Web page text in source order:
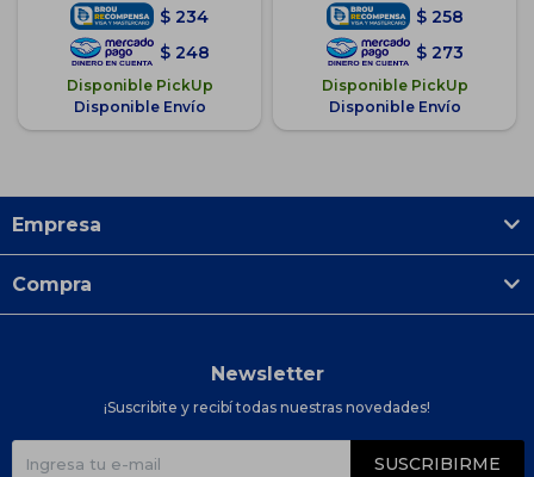
$ 234
$ 248
Disponible PickUp
Disponible Envío
$ 258
$ 273
Disponible PickUp
Disponible Envío
Empresa
Compra
Newsletter
¡Suscribite y recibí todas nuestras novedades!
SUSCRIBIRME